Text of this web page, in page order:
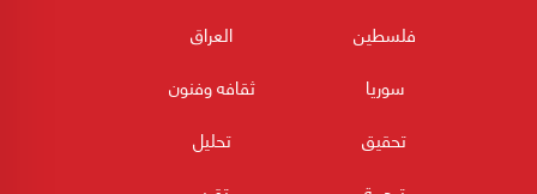
فلسطين
العراق
سوريا
ثقافه وفنون
تحقيق
تحليل